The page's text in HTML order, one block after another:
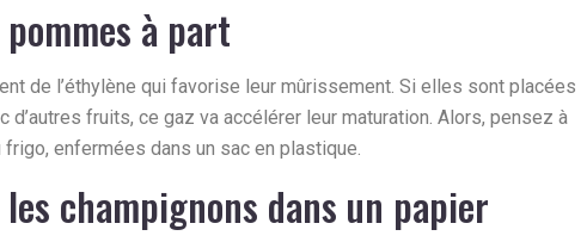
à part
de l’éthylène qui favorise leur mûrissement. Si elles sont placées
d’autres fruits, ce gaz va accélérer leur maturation. Alors, pensez à
enfermées dans un sac en plastique.
les champignons dans un papier